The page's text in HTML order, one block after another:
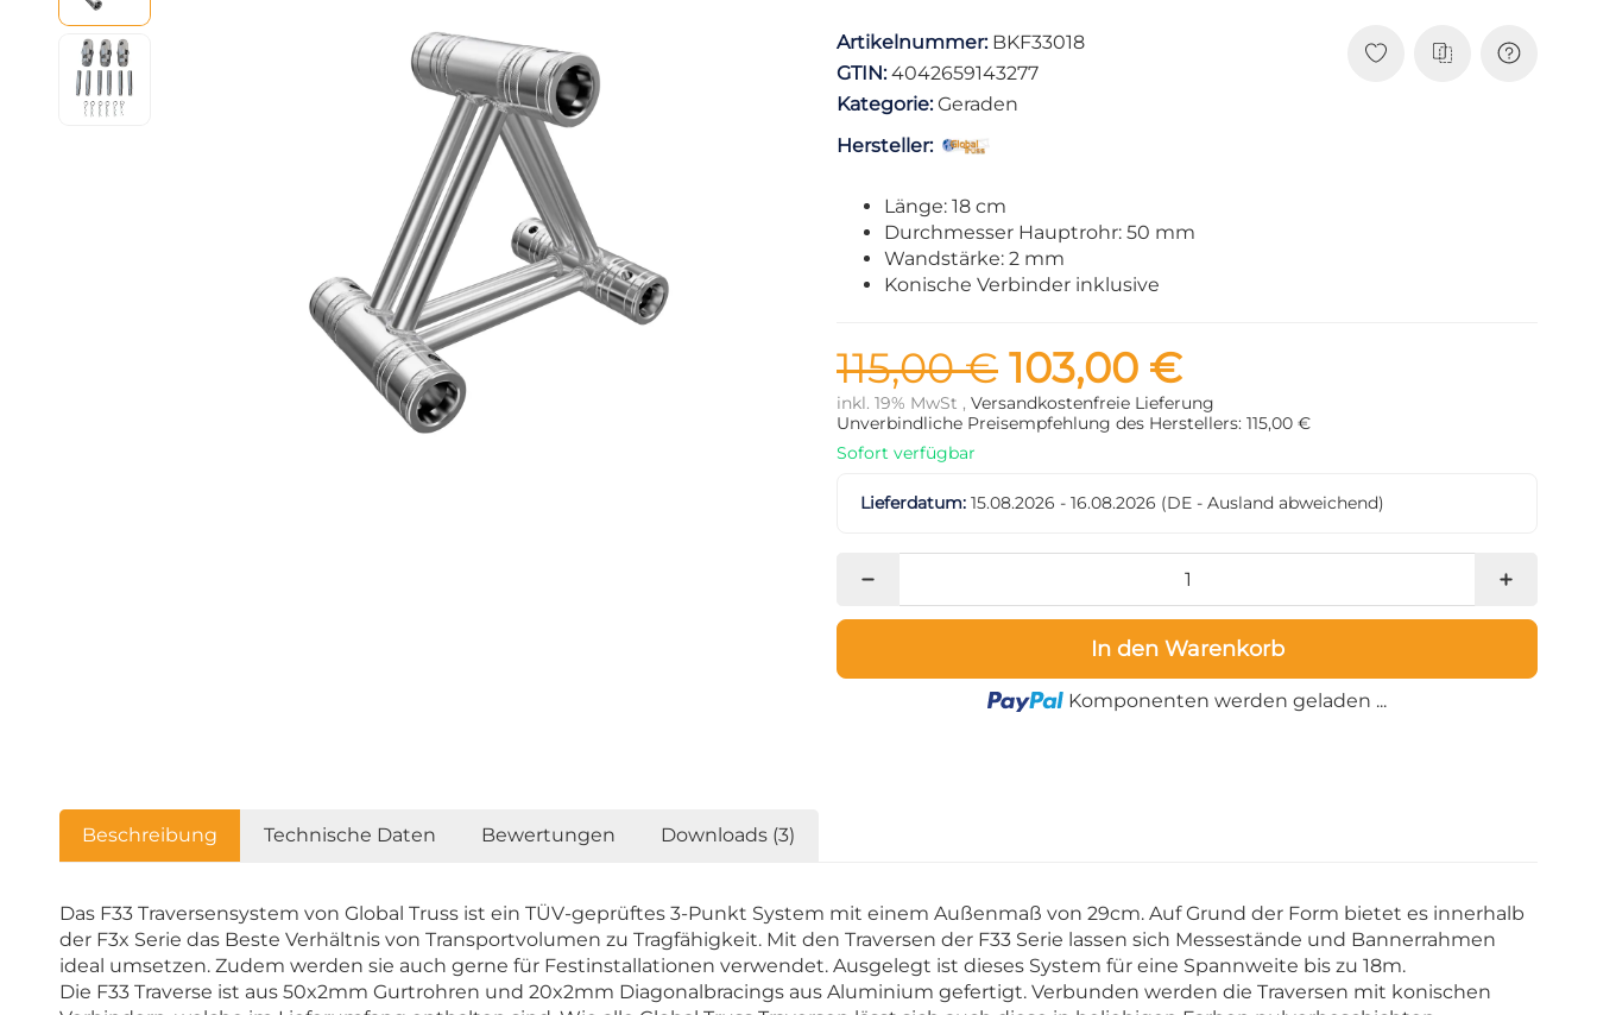
Artikelnummer: BKF33018
GTIN:4042659143277
Kategorie:Geraden
Hersteller:
Länge: 18 cm
Durchmesser Hauptrohr: 50 mm
Wandstärke: 2 mm
Konische Verbinder inklusive
115,00 € 103,00 €
inkl. 19% MwSt , Versandkostenfreie Lieferung
Unverbindliche Preisempfehlung des Herstellers: 115,00 €
Sofort verfügbar
Lieferdatum: 15.08.2026 - 16.08.2026 (DE - Ausland abweichend)
In den Warenkorb
Loading...
Komponenten werden geladen ...
Beschreibung Technische Daten Bewertungen Downloads (3)
Das F33 Traversensystem von Global Truss ist ein TÜV-geprüftes 3-Punkt System mit einem Außenmaß von 29cm. Auf Grund der Form bietet es innerhalb
der F3x Serie das Beste Verhältnis von Transportvolumen zu Tragfähigkeit. Mit den Traversen der F33 Serie lassen sich Messestände und Bannerrahmen
ideal umsetzen. Zudem werden sie auch gerne für Festinstallationen verwendet. Ausgelegt ist dieses System für eine Spannweite bis zu 18m.
Die F33 Traverse ist aus 50x2mm Gurtrohren und 20x2mm Diagonalbracings aus Aluminium gefertigt. Verbunden werden die Traversen mit konischen